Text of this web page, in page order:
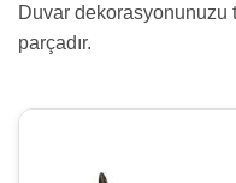
Duvar dekorasyonunuzu
parçadır.